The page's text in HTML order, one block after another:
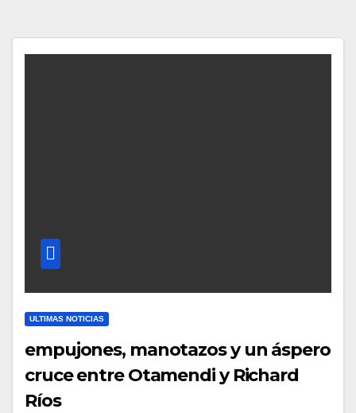
ULTIMAS NOTICIAS
empujones, manotazos y un áspero
cruce entre Otamendi y Richard
Ríos